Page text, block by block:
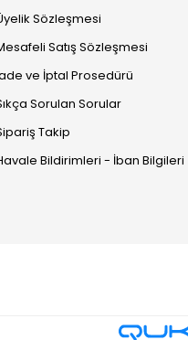
Sözleşmesi
Satış Sözleşmesi
ve İptal Prosedürü
Sorulan Sorular
Takip
Bildirimleri - İban Bilgileri